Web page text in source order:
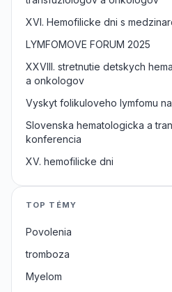
XVI. Hemofilicke dni s
LYMFOMOVE FORUM 2025
XXVIII. stretnutie detskych
a onkologov
Vyskyt folikuloveho lymfomu
Slovenska hematologicka a
konferencia
XV. hemofilicke dni
TOP TÉMY
Povolenia
tromboza
Myelom